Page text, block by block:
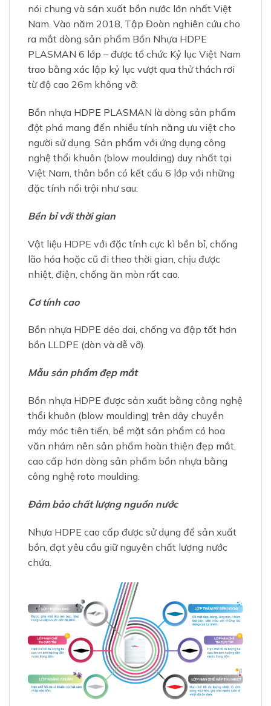
từ độ cao 26m không vỡ:
Bồn nhựa HDPE PLASMAN là dòng sản phẩm
đột phá mang đến nhiều tính năng ưu việt cho
người sử dụng. Sản phẩm với ứng dụng công
nghệ thổi khuôn (blow moulding) duy nhất tại
đặc tính nổi trội như sau:
Bền bỉ với thời gian
Vật liệu HDPE với đặc tính cực kì bền bỉ, chống
lão hóa hoặc cũ đi theo thời gian, chịu được
Bồn nhựa HDPE dẻo dai, chống va đập tốt hơn
bồn LLDPE (dòn và dễ vỡ).
Mẫu sản phẩm đẹp mắt
Bồn nhựa HDPE được sản xuất bằng công nghệ
thổi khuôn (blow moulding) trên dây chuyền
văn nhám nên sản phẩm hoàn thiện đẹp mắt,
công nghệ roto moulding.
Đảm bảo chất lượng nguồn nước
Nhựa HDPE cao cấp được sử dụng để sản xuất
bồn, đạt yêu cầu giữ nguyên chất lượng nước
Cập nhật lần cuối 10/01/2023 bởiMai Duy Đức